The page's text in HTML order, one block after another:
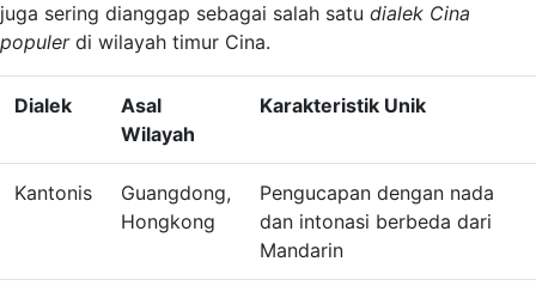
juga sering dianggap sebagai salah satu dialek Cina
populerdi wilayah timur Cina.
Dialek
Asal
Wilayah
Karakteristik Unik
Kantonis
Guangdong,
Hongkong
Pengucapan dengan nada
dan intonasi berbeda dari
Mandarin